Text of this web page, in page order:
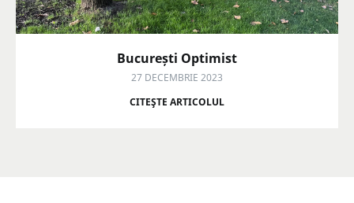
București Optimist
27 DECEMBRIE 2023
CITEŞTE ARTICOLUL